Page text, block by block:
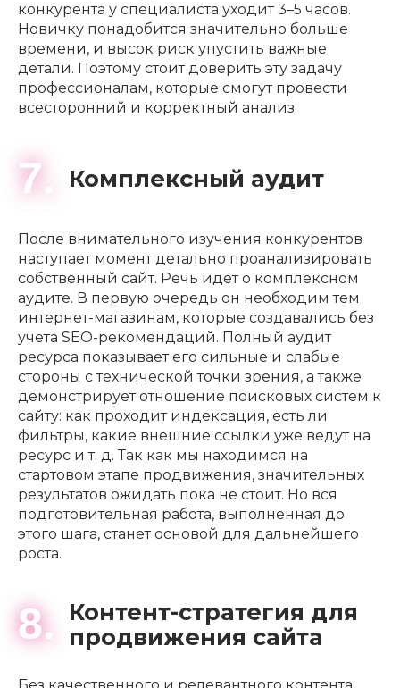
конкурента у специалиста уходит 3–5 часов.
Новичку понадобится значительно больше
времени, и высок риск упустить важные
детали. Поэтому стоит доверить эту задачу
профессионалам, которые смогут провести
всесторонний и корректный анализ.
7. Комплексный аудит
После внимательного изучения конкурентов
наступает момент детально проанализировать
собственный сайт. Речь идет о комплексном
аудите. В первую очередь он необходим тем
интернет-магазинам, которые создавались без
учета SEO-рекомендаций. Полный аудит
ресурса показывает его сильные и слабые
стороны с технической точки зрения, а также
демонстрирует отношение поисковых систем к
сайту: как проходит индексация, есть ли
фильтры, какие внешние ссылки уже ведут на
ресурс и т. д. Так как мы находимся на
стартовом этапе продвижения, значительных
результатов ожидать пока не стоит. Но вся
подготовительная работа, выполненная до
этого шага, станет основой для дальнейшего
роста.
8.
Контент-стратегия для
продвижения сайта